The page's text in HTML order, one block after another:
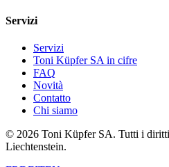
Servizi
Servizi
Toni Küpfer SA in cifre
FAQ
Novità
Contatto
Chi siamo
© 2026 Toni Küpfer SA. Tutti i
Liechtenstein.